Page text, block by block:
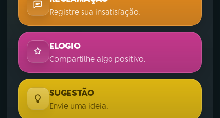
Registre sua insatisfação.
ELOGIO
Compartilhe algo positivo.
SUGESTÃO
Envie uma ideia.